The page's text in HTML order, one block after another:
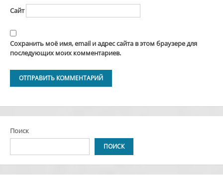
Сайт
Сохранить моё имя, email и адрес сайта в этом браузере для
последующих моих комментариев.
Поиск
ПОИСК